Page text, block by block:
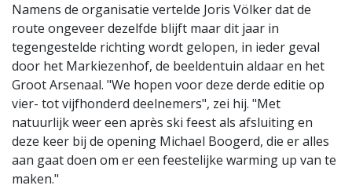
Namens de organisatie vertelde Joris Völker dat de
route ongeveer dezelfde blijft maar dit jaar in
tegengestelde richting wordt gelopen, in ieder geval
door het Markiezenhof, de beeldentuin aldaar en het
Groot Arsenaal. "We hopen voor deze derde editie op
vier- tot vijfhonderd deelnemers", zei hij. "Met
natuurlijk weer een après ski feest als afsluiting en
deze keer bij de opening Michael Boogerd, die er alles
aan gaat doen om er een feestelijke warming up van te
maken."